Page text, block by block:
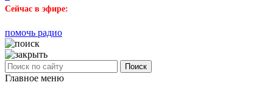
Сейчас в эфире:
помочь радио
Поиск
Главное меню